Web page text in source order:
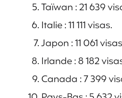
Taïwan : 21 639
Italie : 11 111 visas.
Japon : 11 061
Irlande : 8 182
Canada : 7 399